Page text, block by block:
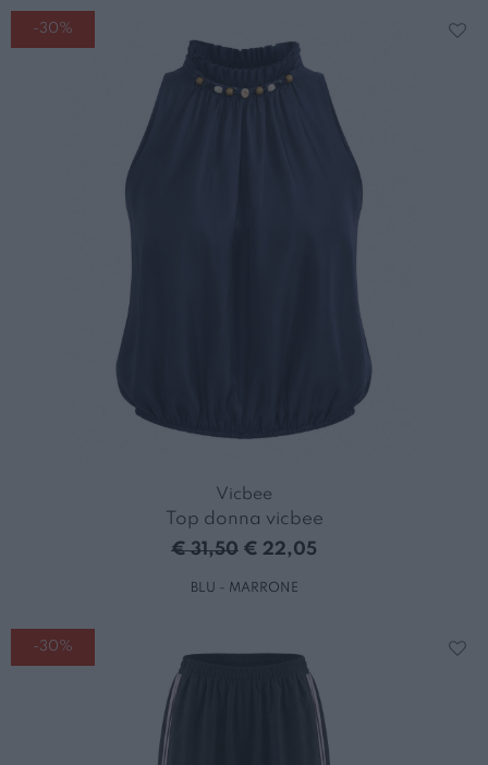
-30%
Vicbee
Top donna vicbee
€ 31,50 € 22,05
BLU - MARRONE
-30%